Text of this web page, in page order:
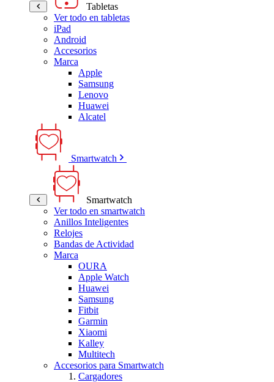
Tabletas
Ver todo en tabletas
iPad
Android
Accesorios
Marca
Apple
Samsung
Lenovo
Huawei
Alcatel
Smartwatch
Smartwatch
Ver todo en smartwatch
Anillos Inteligentes
Relojes
Bandas de Actividad
Marca
OURA
Apple Watch
Huawei
Samsung
Fitbit
Garmin
Xiaomi
Kalley
Multitech
Accesorios para Smartwatch
Cargadores